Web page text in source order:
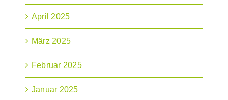
April 2025
März 2025
Februar 2025
Januar 2025